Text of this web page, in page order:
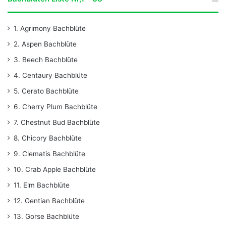
1. Agrimony Bachblüte
2. Aspen Bachblüte
3. Beech Bachblüte
4. Centaury Bachblüte
5. Cerato Bachblüte
6. Cherry Plum Bachblüte
7. Chestnut Bud Bachblüte
8. Chicory Bachblüte
9. Clematis Bachblüte
10. Crab Apple Bachblüte
11. Elm Bachblüte
12. Gentian Bachblüte
13. Gorse Bachblüte